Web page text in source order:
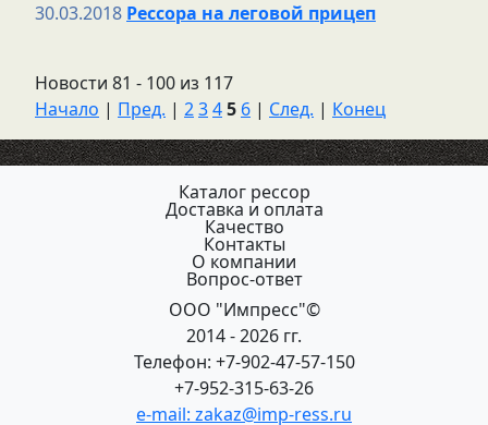
30.03.2018 Рессора на леговой прицеп
Новости 81 - 100 из 117
Начало | Пред. | 2345 6 | След. | Конец
Каталог рессор
Доставка и оплата
Качество
Контакты
О компании
Вопрос-ответ
ООО "Импресс"©
2014 - 2026 гг.
Телефон: +7-902-47-57-150
+7-952-315-63-26
e-mail: zakaz@imp-ress.ru